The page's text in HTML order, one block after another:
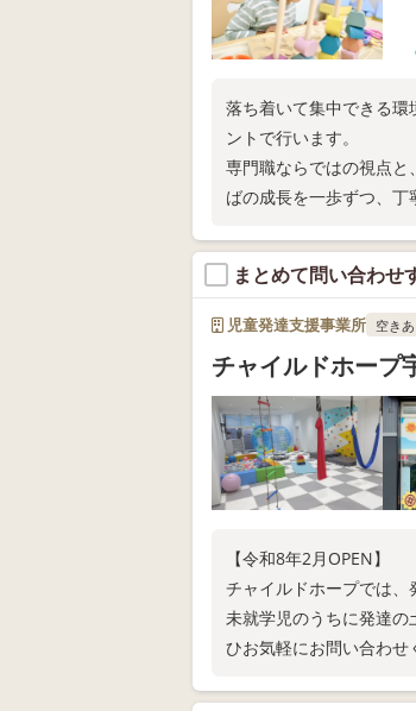
落ち着いて集中できる
ントで行います。
専門職ならではの視点と
ばの成長を一歩ずつ、丁
まとめて問い合わせ
児童発達支援事業所 空き
チャイルドホープ
【令和8年2月OPEN】
チャイルドホープでは、
未就学児のうちに発達
ひお気軽にお問い合わ